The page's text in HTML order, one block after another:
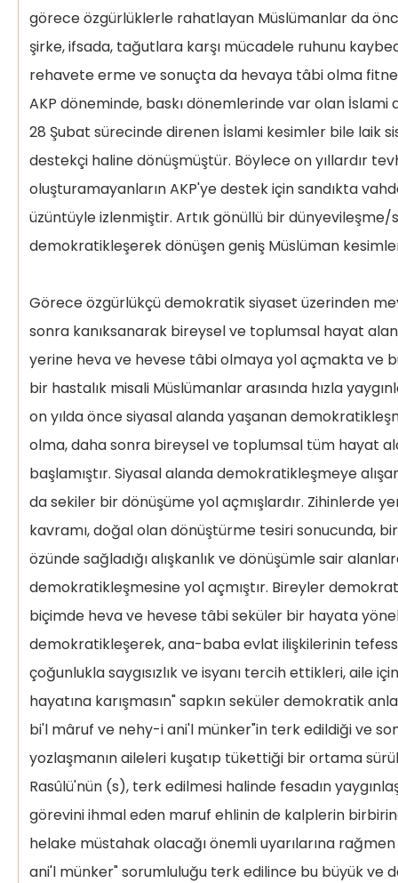
görece özgürlüklerle rahatlayan Müslümanlar da
şirke, ifsada, tağutlara karşı mücadele ruhunu
rehavete erme ve sonuçta da hevaya tâbi olma
AKP döneminde, baskı dönemlerinde var olan İslami
28 Şubat sürecinde direnen İslami kesimler bile laik
destekçi haline dönüşmüştür. Böylece on yıllardır
oluşturamayanların AKP'ye destek için sandıkta
üzüntüyle izlenmiştir. Artık gönüllü bir dünyevileşme/
demokratikleşerek dönüşen geniş Müslüman
Görece özgürlükçü demokratik siyaset üzerinden
sonra kanıksanarak bireysel ve toplumsal hayat
yerine heva ve hevese tâbi olmaya yol açmakta ve
bir hastalık misali Müslümanlar arasında hızla
on yılda önce siyasal alanda yaşanan
olma, daha sonra bireysel ve toplumsal tüm hayat
başlamıştır. Siyasal alanda demokratikleşmeye
da sekiler bir dönüşüme yol açmışlardır. Zihinlerde
kavramı, doğal olan dönüştürme tesiri sonucunda,
özünde sağladığı alışkanlık ve dönüşümle sair
demokratikleşmesine yol açmıştır. Bireyler
biçimde heva ve hevese tâbi seküler bir hayata
demokratikleşerek, ana-baba evlat ilişkilerinin
çoğunlukla saygısızlık ve isyanı tercih ettikleri, aile
hayatına karışmasın" sapkın seküler demokratik
bi'l mâruf ve nehy-i ani'l münker"in terk edildiği ve
yozlaşmanın aileleri kuşatıp tükettiği bir ortama
Rasûlü'nün (s), terk edilmesi halinde fesadın
görevini ihmal eden maruf ehlinin de kalplerin
helake müstahak olacağı önemli uyarılarına
ani'l münker" sorumluluğu terk edilince bu büyük ve